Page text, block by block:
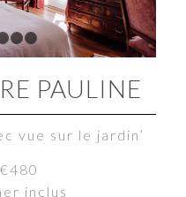
1 2 3 4 5 6 7
PAULINE
vue sur le jardin’
inclus